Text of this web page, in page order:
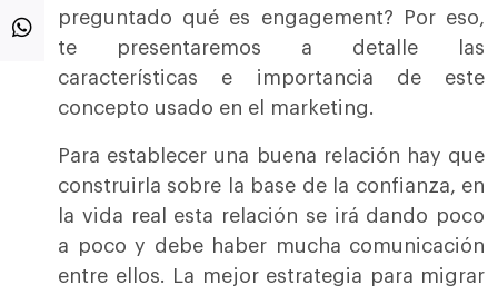
preguntado qué es engagement? Por eso,
te presentaremos a detalle las
características e importancia de este
concepto usado en el marketing.
Para establecer una buena relación hay que
construirla sobre la base de la confianza, en
la vida real esta relación se irá dando poco
a poco y debe haber mucha comunicación
entre ellos. La mejor estrategia para migrar